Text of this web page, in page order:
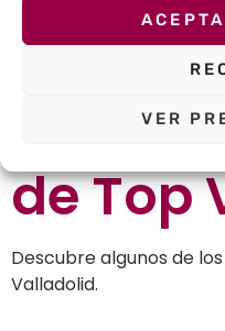
VER
WhatsApp Telegram
Otros
deTop
Descubre algunos de
Valladolid.